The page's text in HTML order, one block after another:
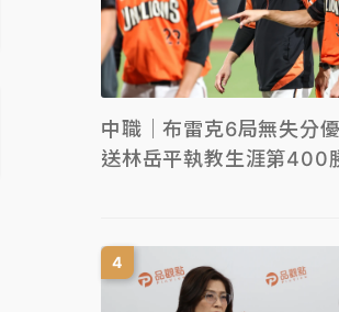
中職｜布雷克6局無失分
送林岳平執教生涯第400